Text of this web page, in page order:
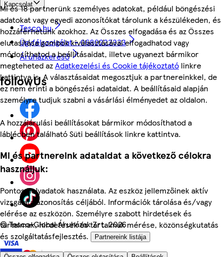
Mi és 18 partnerünk személyes adatokat, például böngészési
adatokat vagy egyedi azonosítókat tárolunk a készülékeden, és
hozzáférhetünk azokhoz. Az Összes elfogadása és az Összes
elutasítása gombok kiválasztásával elfogadhatod vagy
módosíthatod a beállításaidat, illetve ugyanezt bármikor
megteheted azAdatkezelési és Cookie tájékoztató linkre
kattintva is. A választásaidat megosztjuk a partnereinkkel, de
ez nem érinti a böngészési adataidat. A beállításaid alapján
személyre tudjuk szabni a vásárlási élményedet az oldalon.
A hozzájárulási beállításokat bármikor módosíthatod a
láblécben található Süti beállítások linkre kattintva.
Mi és partnereink adataidat a következő célokra
használjuk:
Pontos helyadatok használata. Az eszköz jellemzőinek aktív
vizsgálata azonosítás céljából. Információk tárolása és/vagy
elérése az eszközön. Személyre szabott hirdetések és
tartalmak, hirdetések és tartalmak mérése, közönségkutatás
és szolgáltatásfejlesztés.
Partnereink listája
Kapcsolat
Tesco.hu
Ügyfélszolgálat - 0680222333
Áruházkereső
followUs
©Tesco-Global Áruházak Zrt. 2026